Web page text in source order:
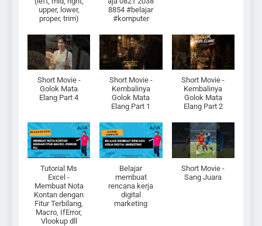
upper, lower,
proper, trim)
8854 #belajar
#komputer
Short Movie -
Golok Mata
Elang Part 4
Short Movie -
Kembalinya
Golok Mata
Elang Part 1
Short Movie -
Kembalinya
Golok Mata
Elang Part 2
Tutorial Ms
Excel -
Membuat Nota
Kontan dengan
Fitur Terbilang,
Macro, IfError,
Vlookup dll
Belajar
membuat
rencana kerja
digital
marketing
Short Movie -
Sang Juara